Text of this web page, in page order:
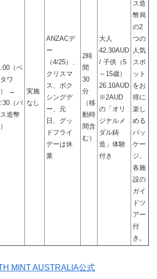
（ベ
ワ
→
（パ
造幣
実施
なし
ANZACデ
ー
（4/25）、
クリスマ
ス、ボク
シングデ
ー、元
日、グッ
ドフライ
デーは休
業
2時
間
30
分
（移
動時
間含
む）
大人
42.30AUD
/ 子供（5
～15歳）
26.10AUD
※2AUD
の「オリ
ジナルメ
ダル鋳
造」体験
付き
ス造
幣局
の2
つの
人気
スポ
ット
をお
得に
楽し
める
パッ
ケー
ジ。
各施
設の
ガイ
ドツ
アー
付
き。
MINT AUSTRALIA公式